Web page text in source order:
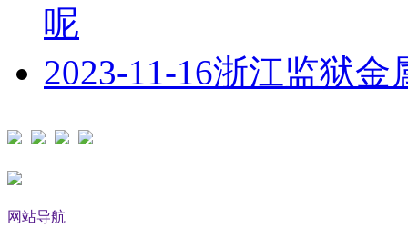
呢
2023-11-16浙江监狱金
网站导航